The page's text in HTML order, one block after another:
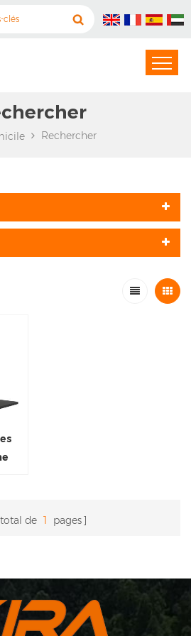
Rechercher
de 1 pages